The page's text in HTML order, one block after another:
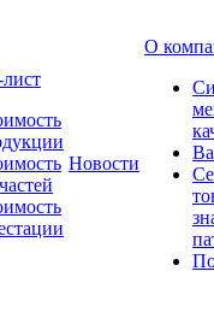
Новости
О